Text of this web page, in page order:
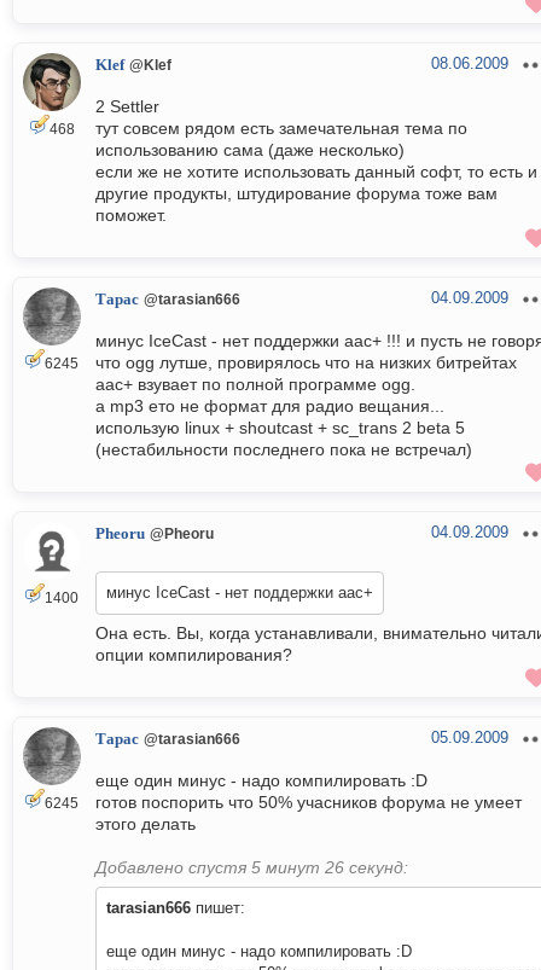
468
Klef @Klef 08.06.2009
2 Settler
тут совсем рядом есть замечательная тема по
использованию сама (даже несколько)
если же не хотите использовать данный софт, то есть и
другие продукты, штудирование форума тоже вам
поможет.
6245
Тарас @tarasian666 04.09.2009
минус IceCast - нет поддержки aac+ !!! и пусть не
что ogg лутше, провирялось что на низких битрейтах
aac+ взувает по полной программе ogg.
а mp3 ето не формат для радио вещания...
использую linux + shoutcast + sc_trans 2 beta 5
(нестабильности последнего пока не встречал)
1400
Pheoru @Pheoru 04.09.2009
минус IceCast - нет поддержки aac+
Она есть. Вы, когда устанавливали, внимательно
опции компилирования?
6245
Тарас @tarasian666 05.09.2009
еще один минус - надо компилировать :D
готов поспорить что 50% учасников форума не умеет
этого делать
Добавлено спустя 5 минут 26 секунд:
tarasian666 пишет:
еще один минус - надо компилировать :D